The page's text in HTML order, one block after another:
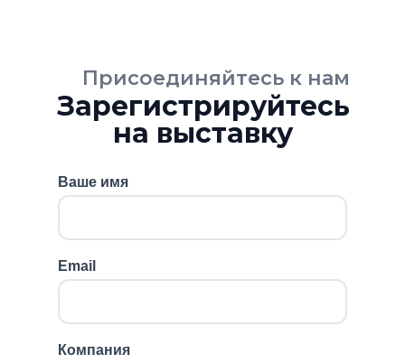
Присоединяйтесь к нам
Зарегистрируйтесь
на выставку
Ваше имя
Email
Компания